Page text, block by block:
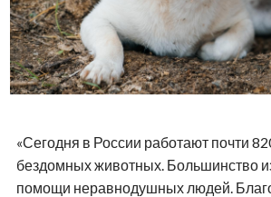
«Сегодня в России работают почти
бездомных животных. Большинство
помощи неравнодушных людей.